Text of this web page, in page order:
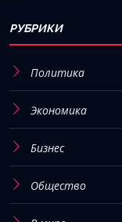
РУБРИКИ
Политика
Экономика
Бизнес
Общество